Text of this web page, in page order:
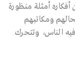
أمثلة منظورة
ومكاتبهم
الناس، وتتحرك